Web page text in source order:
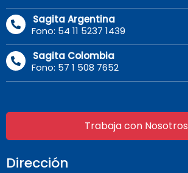
Sagita Argentina
Fono: 54 11 5237 1439
Sagita Colombia
Fono: 57 1 508 7652
Trabaja con Nosotros
Dirección